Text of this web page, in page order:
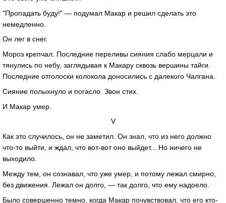
"Пропадать буду!" — подумал Макар и решил сделать это
немедленно.
Он лег в снег.
Мороз крепчал. Последние переливы сияния слабо мерцали и
тянулись по небу, заглядывая к Макару сквозь вершины тайги.
Последние отголоски колокола доносились с далекого Чалгана.
Сияние полыхнуло и погасло. Звон стих.
И Макар умер.
V
Как это случилось, он не заметил. Он знал, что из него должно
что-то выйти, и ждал, что вот-вот оно выйдет... Но ничего не
выходило.
Между тем, он сознавал, что уже умер, и потому лежал смирно,
без движения. Лежал он долго, — так долго, что ему надоело.
Было совершенно темно, когда Макар почувствовал, что его кто-